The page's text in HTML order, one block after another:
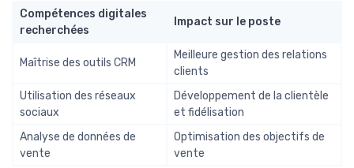
Compétences digitales
recherchées
Impact sur le poste
Maîtrise des outils CRM
Meilleure gestion des relations
clients
Utilisation des réseaux
sociaux
Développement de la clientèle
et fidélisation
Analyse de données de
vente
Optimisation des objectifs de
vente